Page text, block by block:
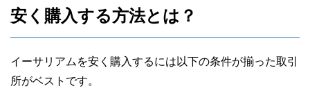
安く購入する方法とは？
イーサリアムを安く購入するには以下の条件が揃った取引
所がベストです。